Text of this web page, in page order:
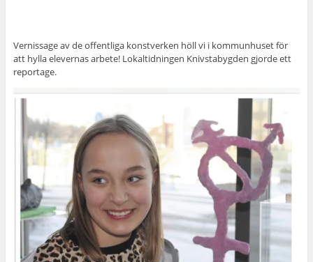
Vernissage av de offentliga konstverken höll vi i kommunhuset för
att hylla elevernas arbete! Lokaltidningen Knivstabygden gjorde ett
reportage.